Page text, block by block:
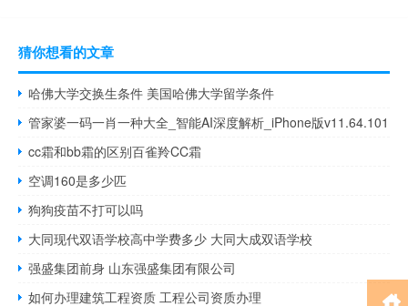
猜你想看的文章
哈佛大学交换生条件 美国哈佛大学留学条件
管家婆一码一肖一种大全_智能AI深度解析_iPhone版v11.64.101
cc霜和bb霜的区别百雀羚CC霜
空调160是多少匹
狗狗疫苗不打可以吗
大同现代双语学校高中学费多少 大同大成双语学校
强盛集团前身 山东强盛集团有限公司
如何办理建筑工程资质 工程公司资质办理